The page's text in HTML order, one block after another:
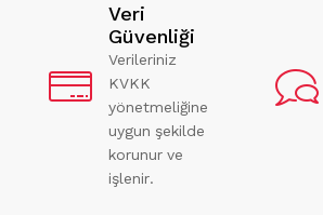
Veri
Güvenliği
Verileriniz
KVKK
yönetmeliğine
uygun şekilde
korunur ve
işlenir.